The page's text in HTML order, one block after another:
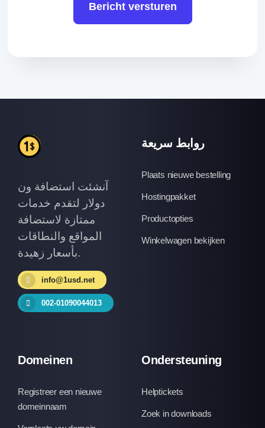
Bericht versturen
آنشئت استضافة ون
دولار لتقدم خدمات
ممتازة لاستضافة
المواقع والنطاقات
بأسعار زهيدة.
info@1usd.net
002-01090044013
روابط سريعة
Plaats nieuwe bestelling
Hostingpakket
Productopties
Winkelwagen bekijken
Domeinen
Registreer een nieuwe
domeinnaam
Ondersteuning
Helptickets
Zoek in downloads